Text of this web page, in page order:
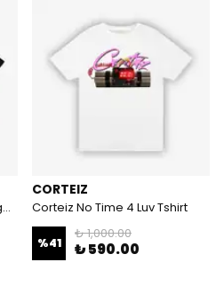
Trapstar x Central Cee Irongate Tshirt
CORTEIZ
Corteiz No Time 4 Luv Tshirt
%41
₺ 1,000.00
₺ 590.00